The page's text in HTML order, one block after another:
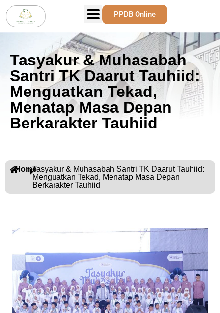
PPDB Online
Tasyakur & Muhasabah
Santri TK Daarut Tauhiid:
Menguatkan Tekad,
Menatap Masa Depan
Berkarakter Tauhiid
HomeTasyakur & Muhasabah Santri TK Daarut Tauhiid:
Menguatkan Tekad, Menatap Masa Depan
Berkarakter Tauhiid